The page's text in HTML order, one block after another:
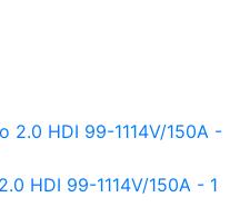
HDI 99-1114V/150A - 1